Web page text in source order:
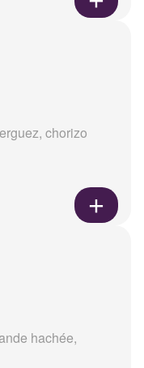
chorizo
hachée,